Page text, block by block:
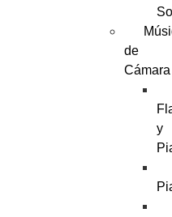
de
Cámara
y